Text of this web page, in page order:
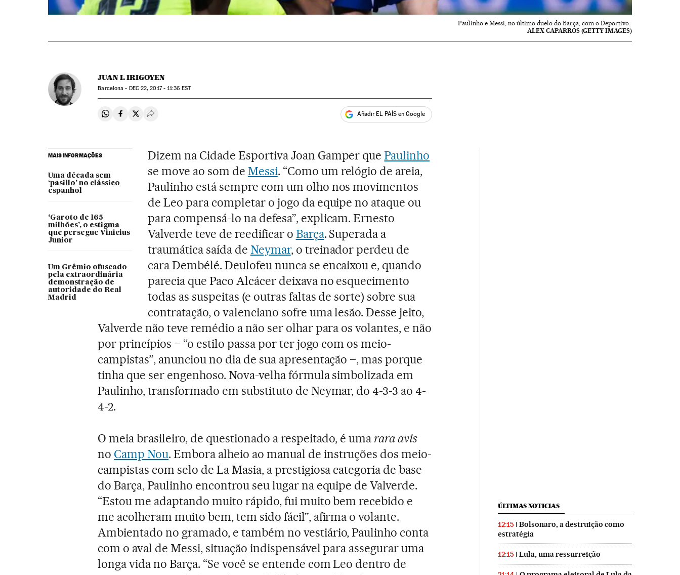
Paulinho e Messi, no último duelo do Barça, com o Deportivo.
ALEX CAPARROS (GETTY IMAGES)
JUAN I. IRIGOYEN
Barcelona - DEC22, 2017 - 11:36 EST
Compartir en Whatsapp
Compartir en Facebook
Compartir en Twitter
Desplegar Redes Sociales Añadir EL PAÍS en Google
MAIS INFORMAÇÕES
Uma década sem
‘pasillo’ no clássico
espanhol
‘Garoto de 165
milhões’, o estigma
que persegue Vinicius
Junior
Um Grêmio ofuscado
pela extraordinária
demonstração de
autoridade do Real
Madrid
Dizem na Cidade Esportiva Joan Gamper quePaulinho
se move ao som de Messi. “Como um relógio de areia,
Paulinho está sempre com um olho nos movimentos
de Leo para completar o jogo da equipe no ataque ou
para compensá-lo na defesa”, explicam. Ernesto
Valverde teve de reedificar o Barça. Superada a
traumática saída de Neymar, o treinador perdeu de
cara Dembélé. Deulofeu nunca se encaixou e, quando
parecia que Paco Alcácer deixava no esquecimento
todas as suspeitas (e outras faltas de sorte) sobre sua
contratação, o valenciano sofre uma lesão. Desse jeito,
Valverde não teve remédio a não ser olhar para os volantes, e não
por princípios – “o estilo passa por ter jogo com os meio-
campistas”, anunciou no dia de sua apresentação –, mas porque
tinha que ser engenhoso. Nova-velha fórmula simbolizada em
Paulinho, transformado em substituto de Neymar, do 4-3-3 ao 4-
4-2.
O meia brasileiro, de questionado a respeitado, é uma rara avis
no Camp Nou. Embora alheio ao manual de instruções dos meio-
campistas com selo de La Masia, a prestigiosa categoria de base
do Barça, Paulinho encontrou seu lugar na equipe de Valverde.
“Estou me adaptando muito rápido, fui muito bem recebido e
me acolheram muito bem, tem sido fácil”, afirma o volante.
Ambientado no gramado, e também no vestiário, Paulinho conta
com o aval de Messi, situação indispensável para assegurar uma
longa vida no Barça. “Se você se entende com Leo dentro de
ÚLTIMAS NOTICIAS
12:15
Bolsonaro, a destruição como
estratégia
12:15 Lula, uma ressurreição